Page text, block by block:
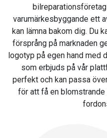
varumärkesbyggande ett
kan lämna bakom dig. Du
försprång på marknaden
logotyp på egen hand med
som erbjuds på vår
perfekt och kan passa
för att få en